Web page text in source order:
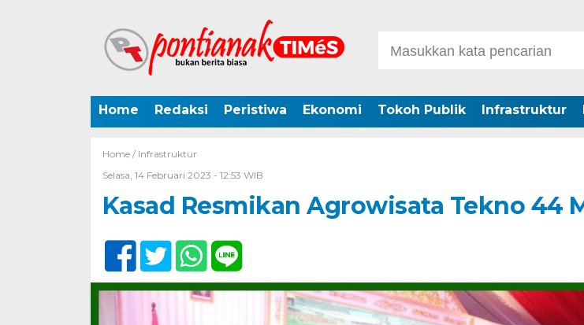
Home Redaksi Peristiwa Ekonomi Tokoh Publik Infrastruktur
Home / Infrastruktur
Selasa, 14 Februari 2023 - 12:53 WIB
Kasad Resmikan Agrowisata Tekno 44